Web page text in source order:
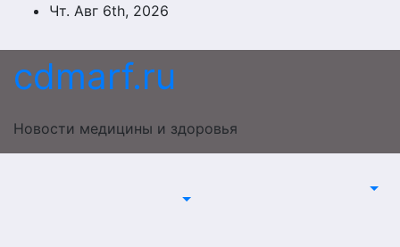
Перейти
содержимому
Чт. Авг 6th, 2026
cdmarf.ru
Новости медицины и здоровья